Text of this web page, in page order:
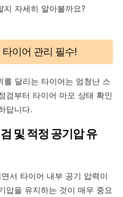
지 자세히 알아볼까요?
이어 관리 필수!
를 달리는 타이어는 엄청난 스
검부터 타이어 마모 상태 확인
답니다.
및 적정 공기압 유
서 타이어 내부 공기 압력이
압을 유지하는 것이 매우 중요